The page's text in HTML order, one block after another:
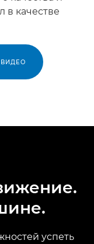
в качестве
успеть